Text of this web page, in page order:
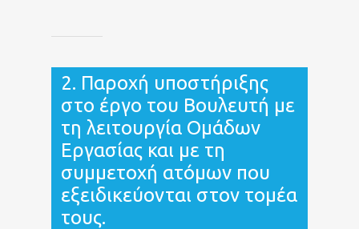
2. Παροχή υποστήριξης
στο έργο του Βουλευτή με
τη λειτουργία Ομάδων
Εργασίας και με τη
συμμετοχή ατόμων που
εξειδικεύονται στον τομέα
τους.